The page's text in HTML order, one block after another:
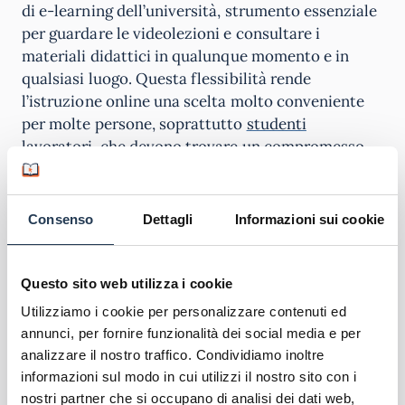
Consenso Dettagli Informazioni sui cookie
Questo sito web utilizza i cookie
Utilizziamo i cookie per personalizzare contenuti ed
annunci, per fornire funzionalità dei social media e per
analizzare il nostro traffico. Condividiamo inoltre
informazioni sul modo in cui utilizzi il nostro sito con i
nostri partner che si occupano di analisi dei dati web,
di e-learning dell’università, strumento essenziale
per guardare le videolezioni e consultare i
materiali didattici in qualunque momento e in
qualsiasi luogo. Questa flessibilità rende
l’istruzione online una scelta molto conveniente
per molte persone, soprattutto studenti
lavoratori , che devono trovare un compromesso
tra studio, hobby e famiglia.
Scopri l'offerta formativa
Corsi di Laurea Pegaso
Master Pegaso